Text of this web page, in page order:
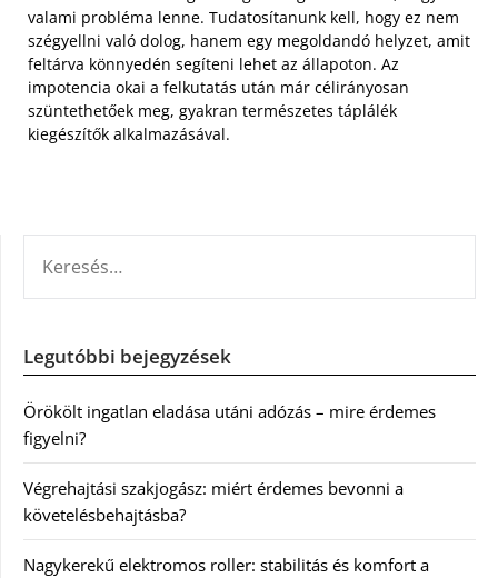
valami probléma lenne. Tudatosítanunk kell, hogy ez nem
szégyellni való dolog, hanem egy megoldandó helyzet, amit
feltárva könnyedén segíteni lehet az állapoton. Az
impotencia okai a felkutatás után már célirányosan
szüntethetőek meg, gyakran természetes táplálék
kiegészítők alkalmazásával.
Legutóbbi bejegyzések
Örökölt ingatlan eladása utáni adózás – mire érdemes
figyelni?
Végrehajtási szakjogász: miért érdemes bevonni a
követelésbehajtásba?
Nagykerekű elektromos roller: stabilitás és komfort a